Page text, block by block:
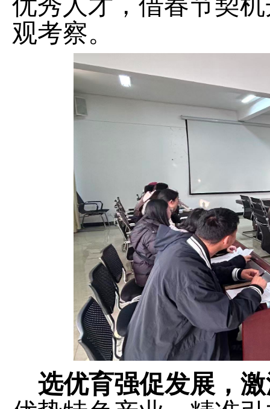
观考察。
选优育强促发展，